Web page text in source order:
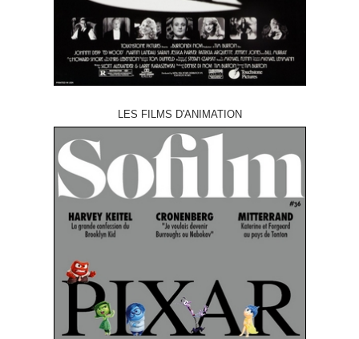
LES FILMS D'ANIMATION